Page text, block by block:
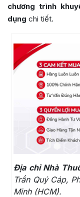
chương trình
dụng chi tiết.
Địa chỉ Nhà
Trần Quý Cáp,
Minh (HCM).